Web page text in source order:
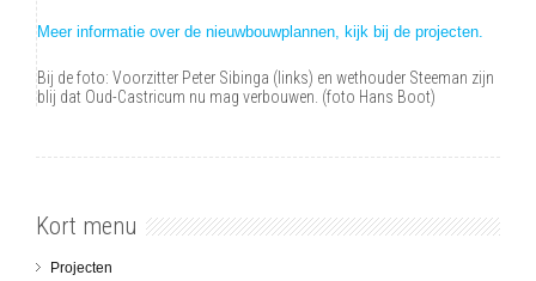
Meer informatie over de nieuwbouwplannen, kijk bij de projecten.
Bij de foto: Voorzitter Peter Sibinga (links) en wethouder Steeman zijn
blij dat Oud-Castricum nu mag verbouwen. (foto Hans Boot)
Kort menu
Projecten